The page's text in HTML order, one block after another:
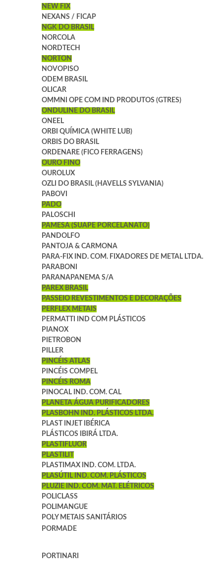
NEW FIX
NEXANS / FICAP
NGK DO BRASIL
NORCOLA
NORDTECH
NORTON
NOVOPISO
ODEM BRASIL
OLICAR
OMMNI OPE COM IND PRODUTOS (GTRES)
ONDULINE DO BRASIL
ONEEL
ORBI QUÍMICA (WHITE LUB)
ORBIS DO BRASIL
ORDENARE (FICO FERRAGENS)
OURO FINO
OUROLUX
OZLI DO BRASIL (HAVELLS SYLVANIA)
PABOVI
PADO
PALOSCHI
PAMESA (SUAPE PORCELANATO)
PANDOLFO
PANTOJA & CARMONA
PARA-FIX IND. COM. FIXADORES DE METAL LTDA.
PARABONI
PARANAPANEMA S/A
PAREX BRASIL
PASSEIO REVESTIMENTOS E DECORAÇÕES
PERFLEX METAIS
PERMATTI IND COM PLÁSTICOS
PIANOX
PIETROBON
PILLER
PINCÉIS ATLAS
PINCÉIS COMPEL
PINCÉIS ROMA
PINOCAL IND. COM. CAL
PLANETA ÁGUA PURIFICADORES
PLASBOHN IND. PLÁSTICOS LTDA.
PLAST INJET IBÉRICA
PLÁSTICOS IBIRÁ LTDA.
PLASTIFLUOR
PLASTILIT
PLASTIMAX IND. COM. LTDA.
PLASÚTIL IND. COM. PLÁSTICOS
PLUZIE IND. COM. MAT. ELÉTRICOS
POLICLASS
POLIMANGUE
POLY METAIS SANITÁRIOS
PORMADE
PORTINARI